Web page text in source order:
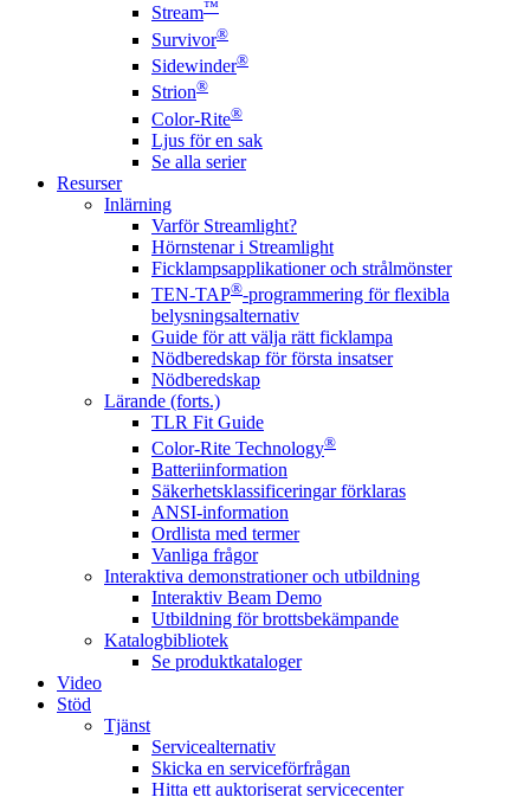
Stream™
Survivor®
Sidewinder®
Strion®
Color-Rite®
Ljus för en sak
Se alla serier
Resurser
Inlärning
Varför Streamlight?
Hörnstenar i Streamlight
Ficklampsapplikationer och strålmönster
TEN-TAP®-programmering för flexibla
belysningsalternativ
Guide för att välja rätt ficklampa
Nödberedskap för första insatser
Nödberedskap
Lärande (forts.)
TLR Fit Guide
Color-Rite Technology®
Batteriinformation
Säkerhetsklassificeringar förklaras
ANSI-information
Ordlista med termer
Vanliga frågor
Interaktiva demonstrationer och utbildning
Interaktiv Beam Demo
Utbildning för brottsbekämpande
Katalogbibliotek
Se produktkataloger
Video
Stöd
Tjänst
Servicealternativ
Skicka en serviceförfrågan
Hitta ett auktoriserat servicecenter